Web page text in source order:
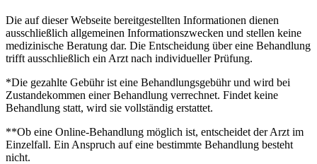
Die auf dieser Webseite bereitgestellten Informationen dienen
ausschließlich allgemeinen Informationszwecken und stellen keine
medizinische Beratung dar. Die Entscheidung über eine Behandlung
trifft ausschließlich ein Arzt nach individueller Prüfung.
*Die gezahlte Gebühr ist eine Behandlungsgebühr und wird bei
Zustandekommen einer Behandlung verrechnet. Findet keine
Behandlung statt, wird sie vollständig erstattet.
**Ob eine Online-Behandlung möglich ist, entscheidet der Arzt im
Einzelfall. Ein Anspruch auf eine bestimmte Behandlung besteht
nicht.